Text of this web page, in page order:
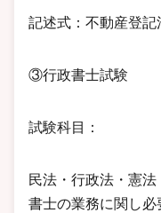
記述式：不動産登記
③行政書士試験
試験科目：
民法・行政法・憲
書士の業務に関し必